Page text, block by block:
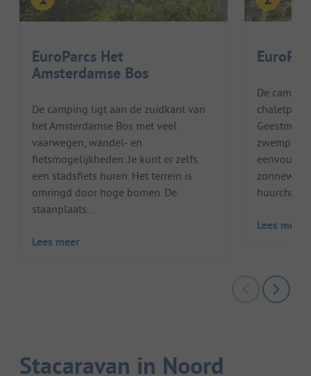
EuroParcs Het
Amsterdamse Bos
De camping ligt aan de zuidkant van
het Amsterdamse Bos met veel
vaarwegen, wandel- en
fietsmogelijkheden. Je kunt er zelfs
een stadsfiets huren. Het terrein is
omringd door hoge bomen. De
staanplaats...
Lees meer
De
eenvoudig
Lees meer
Stacaravan in Noord